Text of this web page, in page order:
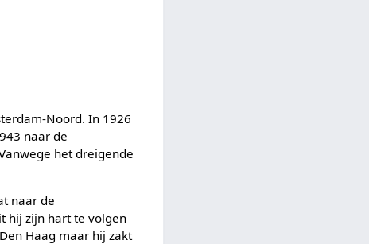
Noord. In 1926
naar de
het dreigende
naar de
hij zijn hart te volgen
Haag maar hij zakt